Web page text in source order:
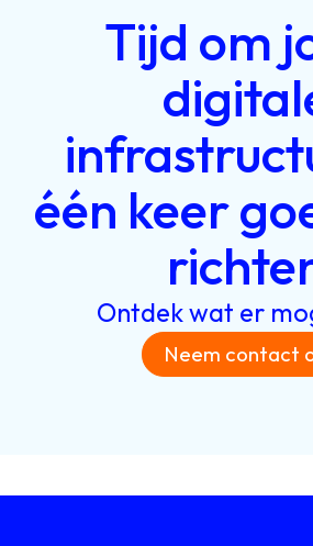
Tijd om
één keer
Ontdekwat er
Neem contact